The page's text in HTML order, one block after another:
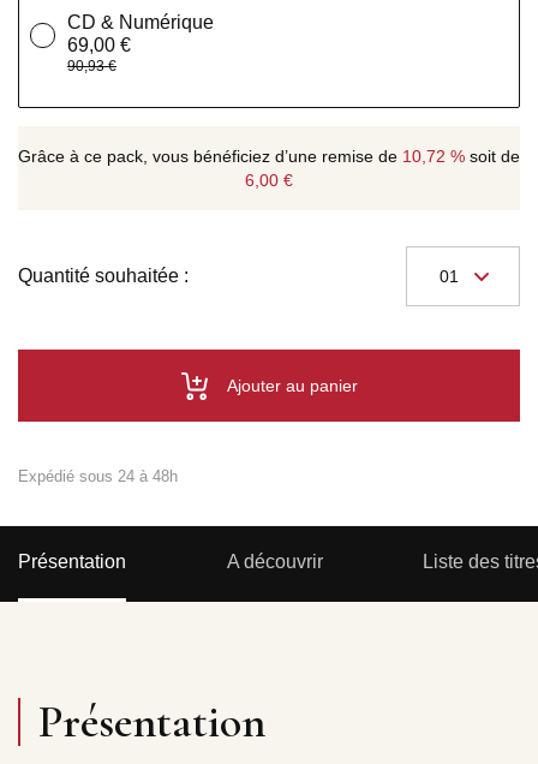
CD & Numérique
69,00 €
90,93 €
Grâce à ce pack, vous bénéficiez d’une remise de 10,72 % soit de
6,00 €
Quantité souhaitée :
Ajouter au panier
Expédié sous 24 à 48h
Présentation A découvrir Liste des
Présentation